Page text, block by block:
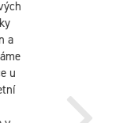
to
v
a